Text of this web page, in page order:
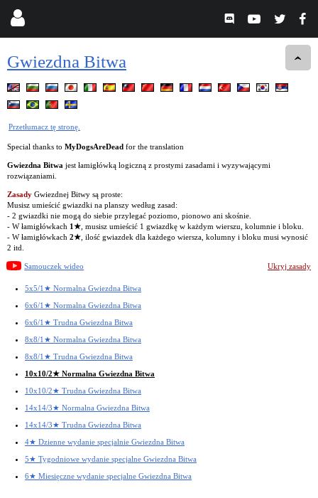
Gwiezdna Bitwa
Przetłumacz tę stronę.
Special thanks to MyDogsAreDead for the translation
Gwiezdna Bitwa jest łamigłówką logiczną z prostymi zasadami i wyzywającymi
rozwiązaniami.
Zasady Gwiezdnej Bitwy są proste:
Musisz umieścić gwiazdki na planszy według zasad:
- 2 gwiazdki nie mogą do siebie przylegać poziomo, pionowo ani skośnie.
- W łamigłówkach 1★ , musisz umieścić 1 gwiazdkę w każdym wierszu, kolumnie i bloku.
- W łamigłówkach 2★ , ilość gwiazdek dla każdego wiersza, kolumny i bloku musi wynosić
2 itd.
Samouczek wideo Ukryj zasady
5x5/1★ Normalna Gwiezdna Bitwa
6x6/1★ Normalna Gwiezdna Bitwa
6x6/1★ Trudna Gwiezdna Bitwa
8x8/1★ Normalna Gwiezdna Bitwa
8x8/1★ Trudna Gwiezdna Bitwa
10x10/2★ Normalna Gwiezdna Bitwa
10x10/2★ Trudna Gwiezdna Bitwa
14x14/3★ Normalna Gwiezdna Bitwa
14x14/3★ Trudna Gwiezdna Bitwa
4★ Dzienne wydanie specjalnie Gwiezdna Bitwa
5★ Tygodniowe wydanie specjalne Gwiezdna Bitwa
6★ Miesięczne wydanie specjalne Gwiezdna Bitwa